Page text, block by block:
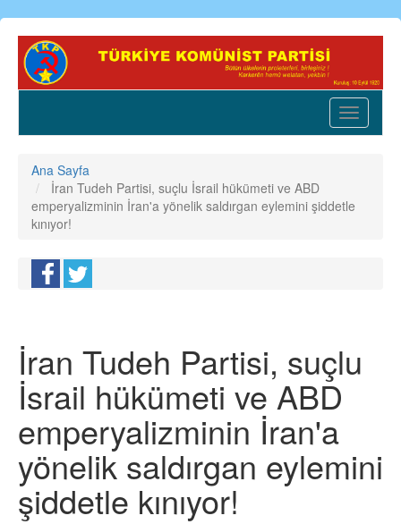
Ana
içeriğe
Toggle
Ana Sayfa
İran Tudeh Partisi, suçlu İsrail hükümeti ve ABD
emperyalizminin İran'a yönelik saldırgan eylemini şiddetle
kınıyor!
İran Tudeh Partisi, suçlu
İsrail hükümeti ve ABD
emperyalizminin İran'a
yönelik saldırgan eylemini
şiddetle kınıyor!